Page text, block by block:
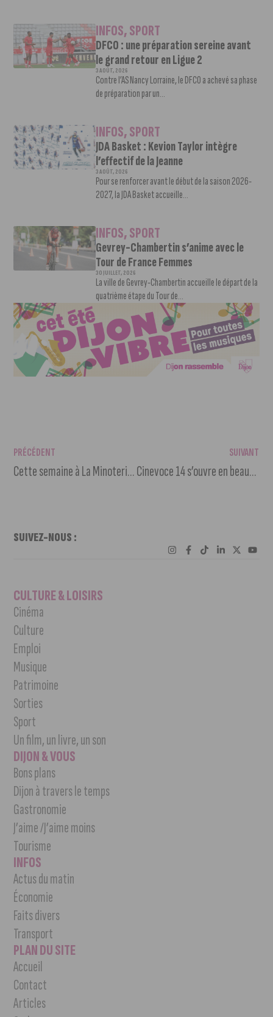
INFOS,SPORT
DFCO : une préparation sereine avant
le grand retour en Ligue 2
3 AOÛT, 2026
Contre l’AS Nancy Lorraine, le DFCO a achevé sa phase
de préparation par un...
INFOS,SPORT
JDA Basket : Kevion Taylor intègre
l’effectif de la Jeanne
3 AOÛT, 2026
Pour se renforcer avant le début de la saison 2026-
2027, la JDA Basket accueille...
INFOS,SPORT
Gevrey-Chambertin s’anime avec le
Tour de France Femmes
30 JUILLET, 2026
La ville de Gevrey-Chambertin accueille le départ de la
quatrième étape du Tour de...
PRÉCÉDENT
Cette semaine à La Minoterie : Pouvoir
SUIVANT
Cinevoce 14 s’ouvre en beauté avec une avant-première au Cinéma Darcy
SUIVEZ-NOUS :
CULTURE & LOISIRS
Cinéma
Culture
Emploi
Musique
Patrimoine
Sorties
Sport
Un film, un livre, un son
DIJON & VOUS
Bons plans
Dijon à travers le temps
Gastronomie
J’aime /J’aime moins
Tourisme
INFOS
Actus du matin
Économie
Faits divers
Transport
PLAN DU SITE
Accueil
Contact
Articles